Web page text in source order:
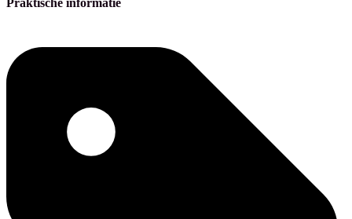
Praktische informatie